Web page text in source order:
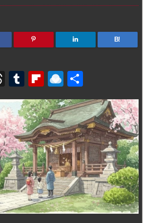
B!
T
hr
e
a
d
s
T
u
m
bl
r
Fl
ip
b
o
ar
d
R
ai
n
dr
o
p.
io
有